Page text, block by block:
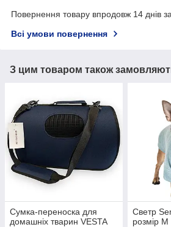
Повернення товару впродовж 14 днів
Всі умови повернення
З цим товаром також
Сумка-переноска для
домашніх тварин VESTA
Светр
розмір M